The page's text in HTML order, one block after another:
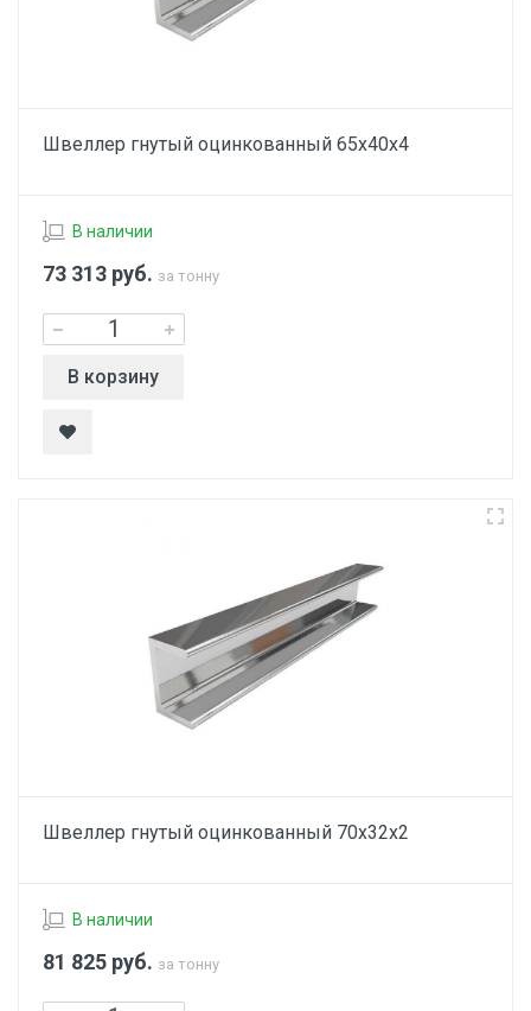
Швеллер гнутый оцинкованный 65х40х4
В наличии
73 313 руб. за тонну
В корзину
Швеллер гнутый оцинкованный 70х32х2
В наличии
81 825 руб. за тонну